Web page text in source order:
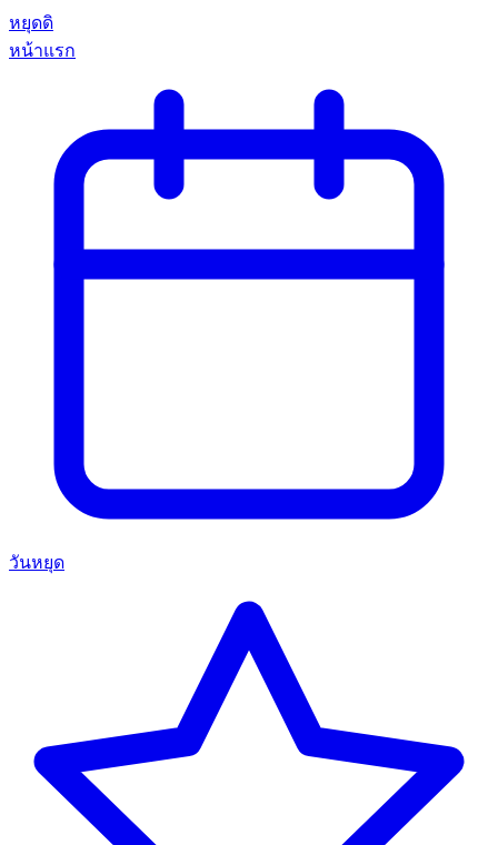
หยุดดิ
หน้าแรก
วันหยุด